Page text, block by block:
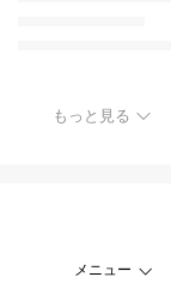
もっと見る
メニュー